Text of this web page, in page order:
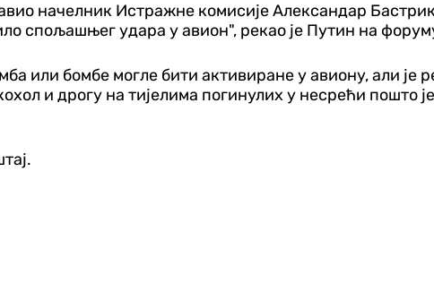
начелник Истражне комисије Александар
спољашњег удара у авион", рекао је Путин на
или бомбе могле бити активиране у авиону, али је
и дрогу на тијелима погинулих у несрећи пошто